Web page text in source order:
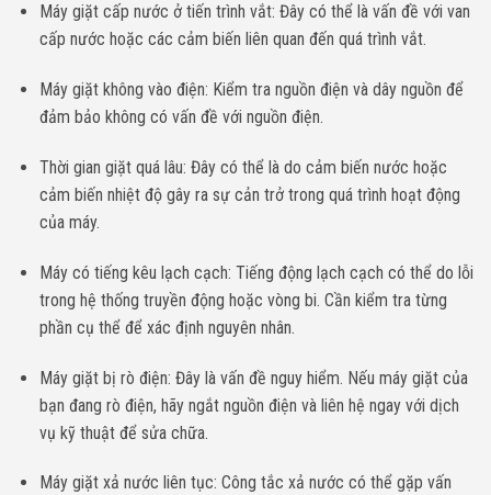
Máy giặt cấp nước ở tiến trình vắt: Đây có thể là vấn đề với van
cấp nước hoặc các cảm biến liên quan đến quá trình vắt.
Máy giặt không vào điện: Kiểm tra nguồn điện và dây nguồn để
đảm bảo không có vấn đề với nguồn điện.
Thời gian giặt quá lâu: Đây có thể là do cảm biến nước hoặc
cảm biến nhiệt độ gây ra sự cản trở trong quá trình hoạt động
của máy.
Máy có tiếng kêu lạch cạch: Tiếng động lạch cạch có thể do lỗi
trong hệ thống truyền động hoặc vòng bi. Cần kiểm tra từng
phần cụ thể để xác định nguyên nhân.
Máy giặt bị rò điện: Đây là vấn đề nguy hiểm. Nếu máy giặt của
bạn đang rò điện, hãy ngắt nguồn điện và liên hệ ngay với dịch
vụ kỹ thuật để sửa chữa.
Máy giặt xả nước liên tục: Công tắc xả nước có thể gặp vấn